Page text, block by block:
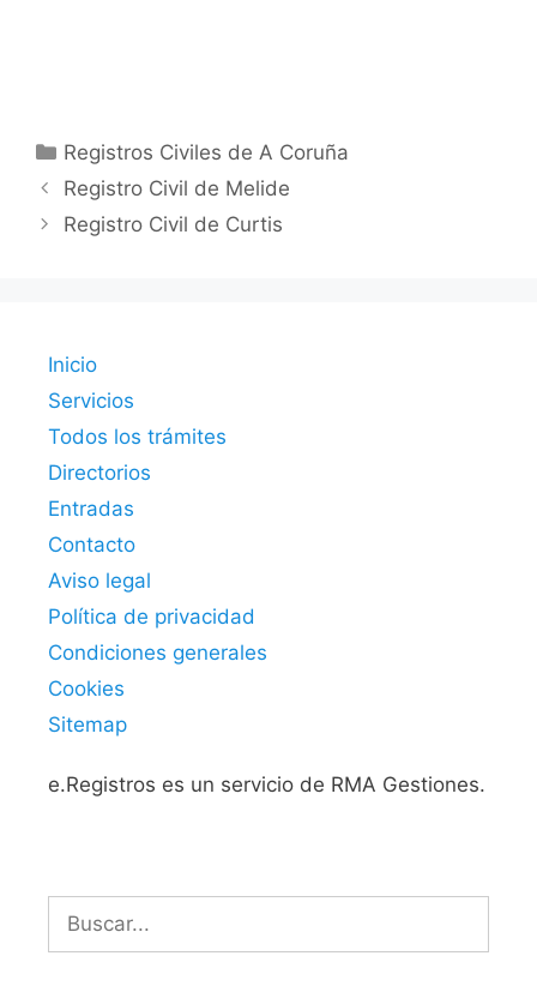
Categorías
Registros Civiles de A Coruña
Registro Civil de Melide
Registro Civil de Curtis
Inicio
Servicios
Todos los trámites
Directorios
Entradas
Contacto
Aviso legal
Política de privacidad
Condiciones generales
Cookies
Sitemap
e.Registros es un servicio de RMA Gestiones.
Buscar: